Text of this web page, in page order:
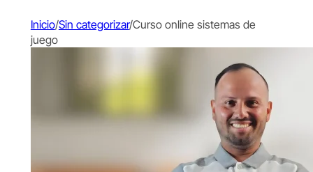
Inicio/Sin categorizar/Curso online sistemas de
juego